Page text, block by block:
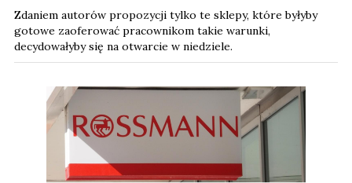
Zdaniem autorów propozycji tylko te sklepy, które byłyby
gotowe zaoferować pracownikom takie warunki,
decydowałyby się na otwarcie w niedziele.